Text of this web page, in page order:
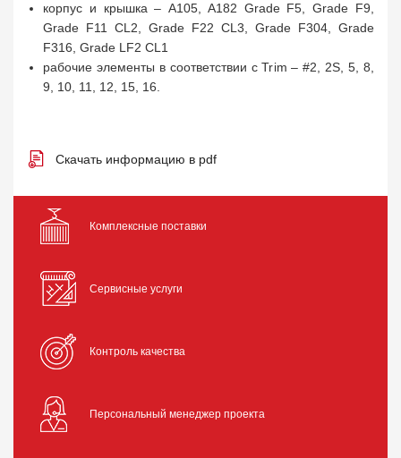
корпус и крышка – A105, A182 Grade F5, Grade F9,
Grade F11 CL2, Grade F22 CL3, Grade F304, Grade
F316, Grade LF2 CL1
рабочие элементы в соответствии с Trim – #2, 2S, 5, 8,
9, 10, 11, 12, 15, 16.
Скачать информацию в pdf
Комплексные поставки
Сервисные услуги
Контроль качества
Персональный менеджер проекта